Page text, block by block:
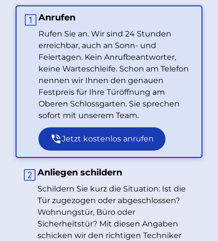
Anrufen
Rufen Sie an. Wir sind 24 Stunden
erreichbar, auch an Sonn- und
Feiertagen. Kein Anrufbeantworter,
keine Warteschleife. Schon am Telefon
nennen wir Ihnen den genauen
Festpreis für Ihre Türöffnung am
Oberen Schlossgarten. Sie sprechen
sofort mit unserem Team.
Jetzt kostenlos anrufen
Anliegen schildern
Schildern Sie kurz die Situation: Ist die
Tür zugezogen oder abgeschlossen?
Wohnungstür, Büro oder
Sicherheitstür? Mit diesen Angaben
schicken wir den richtigen Techniker